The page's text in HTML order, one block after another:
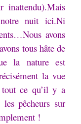
inattendu).Mais
nuit ici.Ni
avons
tous hâte de
la nature est
la vue
ce qu’il y a
pêcheurs sur
!